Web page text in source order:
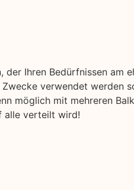
der Ihren Bedürfnissen am
verwendet werden
möglich mit mehreren
alle verteilt wird!